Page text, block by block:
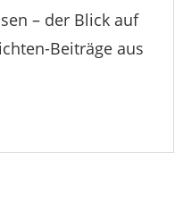
– der Blick auf
Beiträge aus